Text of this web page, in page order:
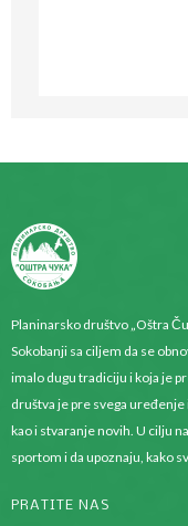
Planinarsko društvo „Oštra
Sokobanji sa ciljem da se
imalo dugu tradiciju i koja je
društva je pre svega
kao i stvaranje novih. U cilju
sportom i da upoznaju, kako
PRATITE NAS